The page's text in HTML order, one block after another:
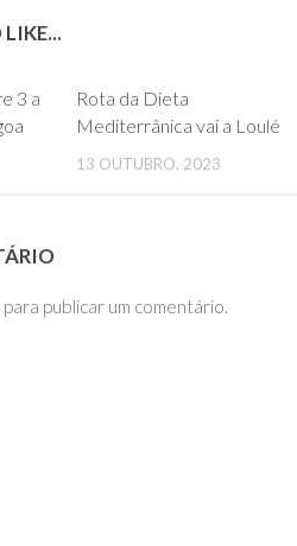
3 a
Rota da Dieta
Mediterrânica vai a Loulé
13 OUTUBRO, 2023
para publicar um comentário.